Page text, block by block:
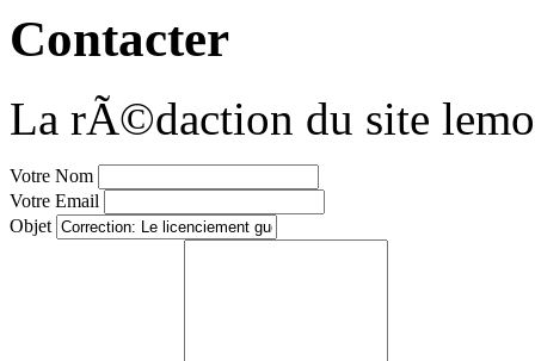
Contacter
La rÃ©daction du site
Votre Nom
Votre Email
Objet